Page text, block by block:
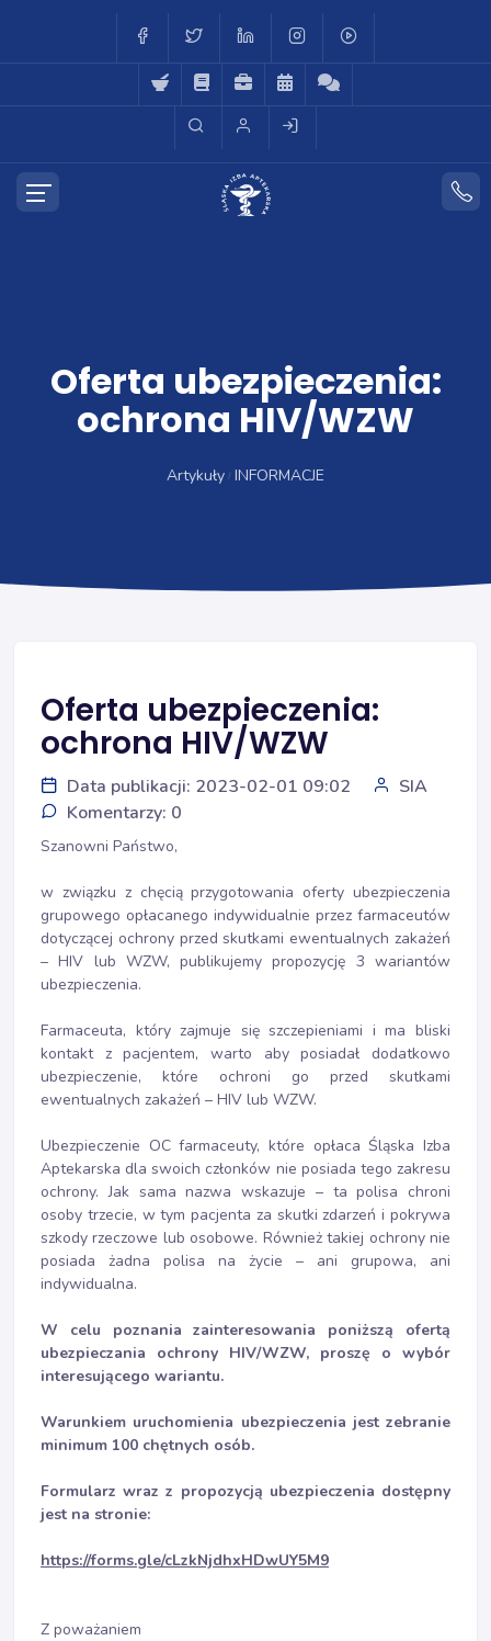
Oferta ubezpieczenia:
ochrona HIV/WZW
Artykuły INFORMACJE
Oferta ubezpieczenia:
ochrona HIV/WZW
Data publikacji: 2023-02-01 09:02
SIA
Komentarzy: 0
Szanowni Państwo,
w związku z chęcią przygotowania oferty ubezpieczenia
grupowego opłacanego indywidualnie przez farmaceutów
dotyczącej ochronyprzed skutkami ewentualnych zakażeń
– HIV lub WZW, publikujemy propozycję 3 wariantów
ubezpieczenia.
Farmaceuta, który zajmuje się szczepieniami i ma bliski
kontakt z pacjentem, warto aby posiadał dodatkowo
ubezpieczenie, które ochroni go przed skutkami
ewentualnych zakażeń – HIV lub WZW.
Ubezpieczenie OC farmaceuty, które opłaca Śląska Izba
Aptekarska dla swoich członków nie posiada tego zakresu
ochrony. Jak sama nazwa wskazuje – ta polisa chroni
osoby trzecie, w tym pacjenta za skutki zdarzeń i pokrywa
szkody rzeczowe lub osobowe. Również takiej ochrony nie
posiada żadna polisa na życie – ani grupowa, ani
indywidualna.
W celu poznania zainteresowania poniższą ofertą
ubezpieczania ochrony HIV/WZW, proszę o wybór
interesującego wariantu.
Warunkiem uruchomienia ubezpieczenia jest zebranie
minimum 100 chętnych osób.
Formularz wraz z propozycją ubezpieczenia dostępny
jest na stronie:
https://forms.gle/cLzkNjdhxHDwUY5M9
Z poważaniem